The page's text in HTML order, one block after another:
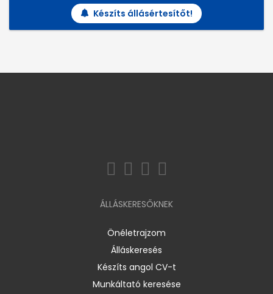
Készíts állásértesítőt!
ÁLLÁSKERESŐKNEK
Önéletrajzom
Álláskeresés
Készíts angol CV-t
Munkáltató keresése